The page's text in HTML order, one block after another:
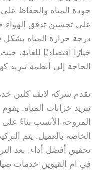
جودة المياه والحفاظ على
على تحسين تدفق الهواء
درجة حرارة المياه بشكل
خيارًا اقتصاديًا للغاية،
الحاجة إلى أنظمة تبريد
تقدم شركة لايف كلين
تبريد خزانات المياه.
المروحة الأنسب بناءً
الخاصة بالعميل. يتم
تحقيق أفضل أداء. بعد
في ام القيوين خدمات